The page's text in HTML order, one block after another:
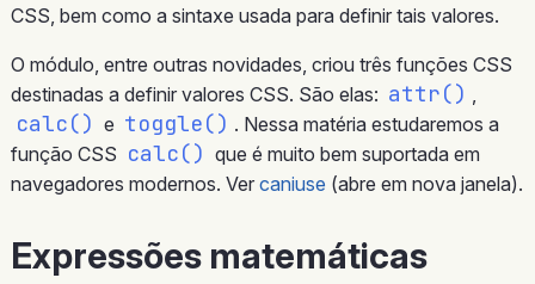
CSS, bem como a sintaxe usada para definir tais valores.
O módulo, entre outras novidades, criou três funções CSS
destinadas a definir valores CSS. São elas: attr()
calc() e toggle() . Nessa matéria estudaremos a
função CSS calc() que é muito bem suportada em
navegadores modernos. Ver caniuse (abre em nova janela).
Expressões matemáticas